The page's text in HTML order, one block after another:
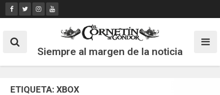
Skip
to
Siempre al margen de la noticia
ETIQUETA: XBOX